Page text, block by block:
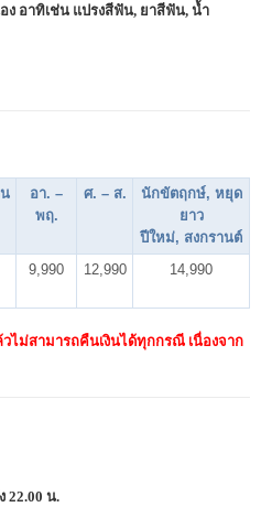
ง อาทิเช่น แปรงสีฟัน, ยาสีฟัน, น้ำ
อา. –
พฤ.
ศ. – ส.
นักขัตฤกษ์, หยุด
ยาว
ปีใหม่, สงกรานต์
9,990 12,990 14,990
ไม่สามารถคืนเงินได้ทุกกรณี เนื่องจาก
22.00 น.